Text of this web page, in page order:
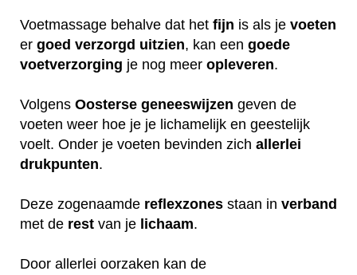
Voetmassage behalve dat het fijn is als je voeten
er goed verzorgd uitzien, kan een goede
voetverzorging je nog meer opleveren.
Volgens Oosterse geneeswijzen geven de
voeten weer hoe je je lichamelijk en geestelijk
voelt. Onder je voeten bevinden zich allerlei
drukpunten.
Deze zogenaamde reflexzones staan in verband
met de rest van je lichaam.
Door allerlei oorzaken kan de